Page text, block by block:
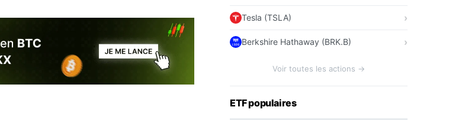
Tesla (TSLA)
Berkshire Hathaway (BRK.B)
Voir toutes les actions →
ETF populaires